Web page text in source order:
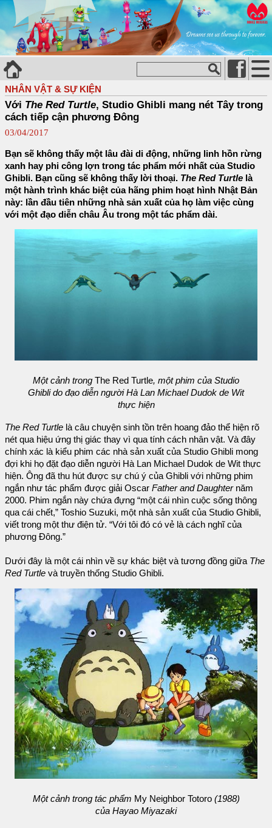
NHÂN VẬT & SỰ KIỆN
Với The Red Turtle, Studio Ghibli mang nét Tây trong
cách tiếp cận phương Đông
03/04/2017
Bạn sẽ không thấy một lâu đài di động, những linh hồn rừng
xanh hay phi công lợn trong tác phẩm mới nhất của Studio
Ghibli. Bạn cũng sẽ không thấy lời thoại. The Red Turtle là
một hành trình khác biệt của hãng phim hoạt hình Nhật Bản
này: lần đầu tiên những nhà sản xuất của họ làm việc cùng
với một đạo diễn châu Âu trong một tác phẩm dài.
Một cảnh trong The Red Turtle, một phim của Studio
Ghibli do đạo diễn người Hà Lan Michael Dudok de Wit
thực hiện
The Red Turtle là câu chuyện sinh tồn trên hoang đảo thể hiện rõ
nét qua hiệu ứng thị giác thay vì qua tính cách nhân vật. Và đây
chính xác là kiểu phim các nhà sản xuất của Studio Ghibli mong
đợi khi họ đặt đạo diễn người Hà Lan Michael Dudok de Wit thực
hiện. Ông đã thu hút được sự chú ý của Ghibli với những phim
ngắn như tác phẩm được giải Oscar Father and Daughternăm
2000. Phim ngắn này chứa đựng “một cái nhìn cuộc sống thông
qua cái chết,” Toshio Suzuki, một nhà sản xuất của Studio Ghibli,
viết trong một thư điện tử. “Với tôi đó có vẻ là cách nghĩ của
phương Đông.”
Dưới đây là một cái nhìn về sự khác biệt và tương đồng giữa The
Red Turtle và truyền thống Studio Ghibli.
Một cảnh trong tác phẩm My Neighbor Totoro (1988)
của Hayao Miyazaki